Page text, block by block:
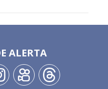
ALERTA